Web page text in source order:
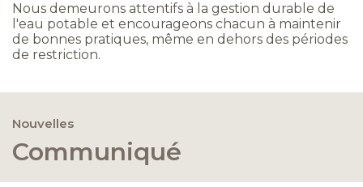
Nous demeurons attentifs à la gestion durable de
l'eau potable et encourageons chacun à maintenir
de bonnes pratiques, même en dehors des périodes
de restriction.
Nouvelles
Communiqué